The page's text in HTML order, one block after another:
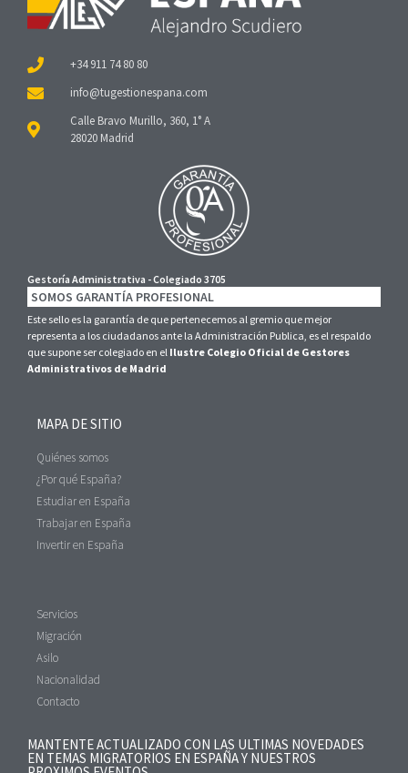
+34 911 74 80 80
Calle Bravo Murillo, 360, 1° A
28020 Madrid
Gestoría Administrativa - Colegiado 3705
SOMOS GARANTÍA PROFESIONAL
Este sello es la garantía de que pertenecemos al gremio que mejor
representa a los ciudadanos ante la Administración Publica, es el respaldo
que supone ser colegiado en el Ilustre Colegio Oficial de Gestores
Administrativos de Madrid
MAPA DE SITIO
Quiénes somos
¿Por qué España?
Estudiar en España
Trabajar en España
Invertir en España
Servicios
Migración
Asilo
Nacionalidad
Contacto
MANTENTE ACTUALIZADO CON LAS ULTIMAS NOVEDADES
EN TEMAS MIGRATORIOS EN ESPAÑA Y NUESTROS